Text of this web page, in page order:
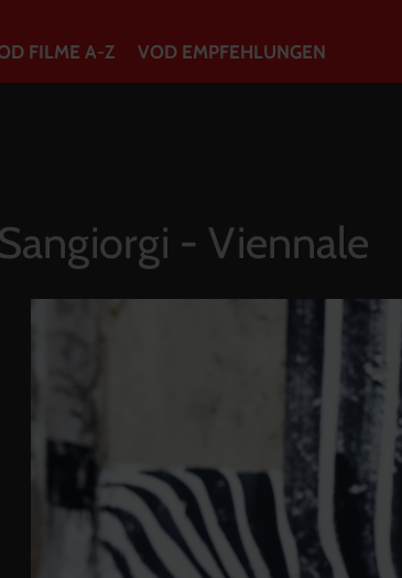
So geht’s
Filmpakete
Suche
FILME A-Z VOD EMPFEHLUNGEN
- Viennale